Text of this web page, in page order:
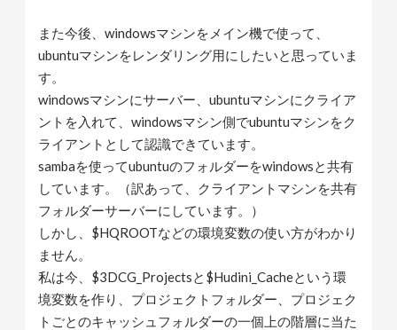
また今後、windowsマシンをメイン機で使って、
ubuntuマシンをレンダリング用にしたいと思っていま
す。
windowsマシンにサーバー、ubuntuマシンにクライア
ントを入れて、windowsマシン側でubuntuマシンをク
ライアントとして認識できています。
sambaを使ってubuntuのフォルダーをwindowsと共有
しています。（訳あって、クライアントマシンを共有
フォルダーサーバーにしています。）
しかし、$HQROOTなどの環境変数の使い方がわかり
ません。
私は今、$3DCG_Projectsと$Hudini_Cacheという環
境変数を作り、プロジェクトフォルダー、プロジェク
トごとのキャッシュフォルダーの一個上の階層に当た